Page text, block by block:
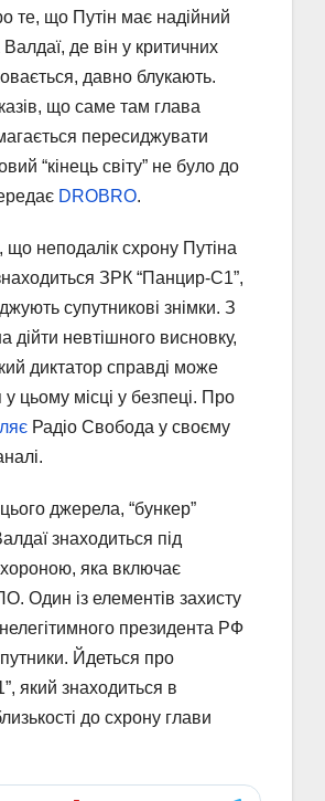
те, що Путін має надійний
Валдаї, де він у критичних
давно блукають.
що саме там глава
пересиджувати
“кінець світу” не було до
DROBRO.
неподалік схрону Путіна
ЗРК “Панцир-С1”,
супутникові знімки. З
дійти невтішного висновку,
диктатор справді може
у цьому місці у безпеці. Про
Радіо Свобода у своєму
джерела, “бункер”
знаходиться під
яка включає
Один із елементів захисту
нелегітимного президента РФ
Йдеться про
який знаходиться в
до схрону глави